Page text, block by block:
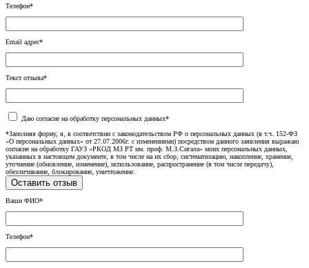
Телефон*
Email адрес*
Текст отзыва*
Даю согласие на обработку персональных данных*
*Заполняя форму, я, в соответствии с законодательством РФ о персональных данных (в т.ч. 152-ФЗ
«О персональных данных» от 27.07.2006г. с изменениями) посредством данного заявления выражаю
согласие на обработку ГАУЗ «РКОД МЗ РТ им. проф. М.З.Сигала» моих персональных данных,
указанных в настоящем документе, в том числе на их сбор, систематизацию, накопление, хранение,
уточнение (обновление, изменение), использование, распространение (в том числе передачу),
обезличивание, блокирование, уничтожение.
Ваши ФИО*
Телефон*